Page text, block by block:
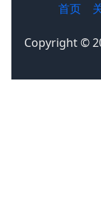
首页
Copyright ©